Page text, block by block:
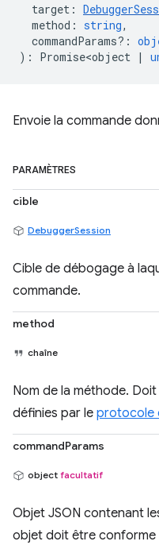
target :
method : string,
commandParams? :
) : Promise<object |
Envoie la commande
PARAMÈTRES
cible
DebuggerSession
Cible de débogage à
commande.
method
chaîne
Nom de la méthode.
définies par le protocole
commandParams
object facultatif
Objet JSON contenant
objet doit être conforme